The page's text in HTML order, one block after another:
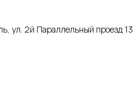
ул. 2й Параллельный проезд 13